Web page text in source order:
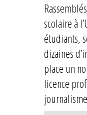
scolaire à
étudiants,
dizaines
place un
licence